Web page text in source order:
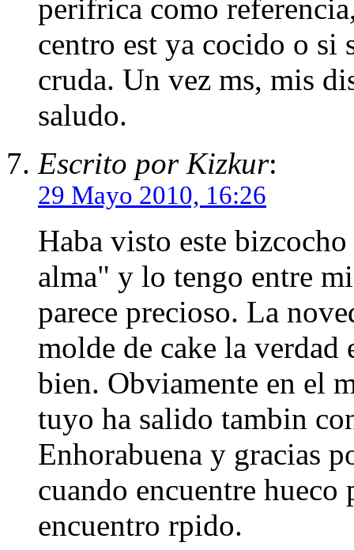
perifrica como
centro est ya cocido o si
cruda. Un vez ms, mis
saludo.
Escrito por Kizkur:
29 Mayo 2010, 16:26
Haba visto este
alma" y lo tengo entre
parece precioso. La
molde de cake la verdad
bien. Obviamente en el
tuyo ha salido tambin
Enhorabuena y gracias
cuando encuentre hueco
encuentro rpido.